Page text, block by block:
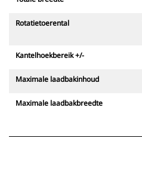
Rotatietoerental
Kantelhoekbereik +/-
Maximale laadbakinhoud
Maximale laadbakbreedte